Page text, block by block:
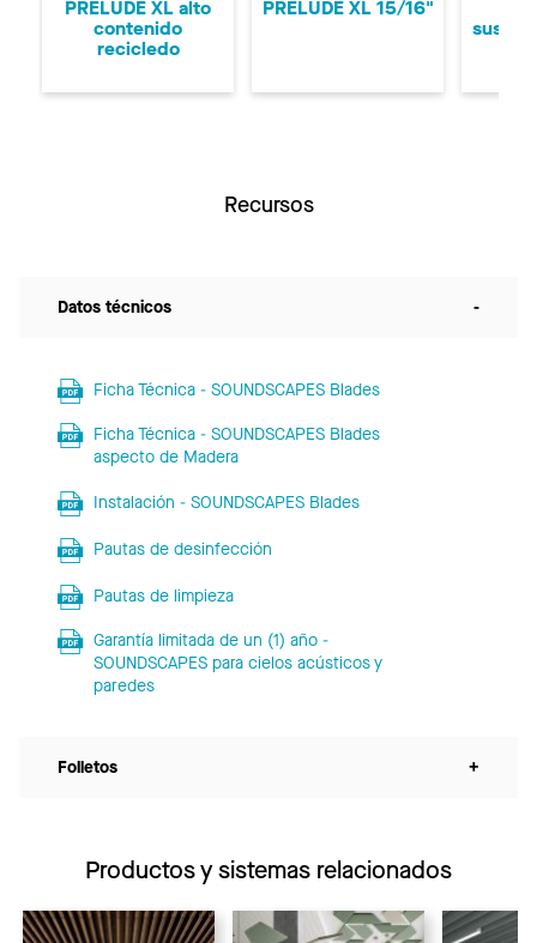
PRELUDE XL alto
contenido
recicledo
PRELUDE XL 15/16"
Recursos
Datos técnicos -
Ficha Técnica - SOUNDSCAPES Blades
Ficha Técnica - SOUNDSCAPES Blades
aspecto de Madera
Instalación - SOUNDSCAPES Blades
Pautas de desinfección
Pautas de limpieza
Garantía limitada de un (1) año -
SOUNDSCAPES para cielos acústicos y
paredes
Folletos +
Productos y sistemas relacionados